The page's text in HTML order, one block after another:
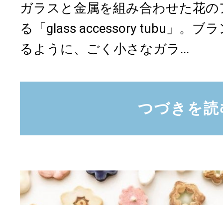
ガラスと金属を組み合わせた花
る「glass accessory tubu」。ブ
るように、ごく小さなガラ...
つづきを読